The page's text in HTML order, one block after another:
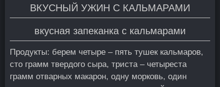
ВКУСНЫЙ УЖИН С КАЛЬМАРАМИ
вкусная запеканка с кальмарами
Продукты: берем четыре – пять тушек кальмаров,
сто грамм твердого сыра, триста – четыреста
грамм отварных макарон, одну морковь, один